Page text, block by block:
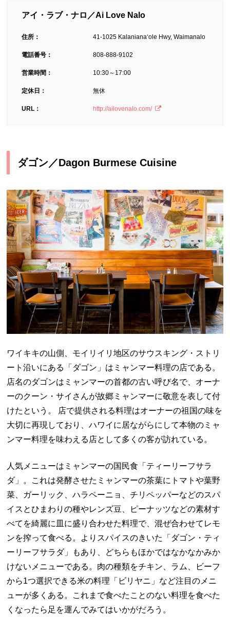
アイ・ラブ・ナロ／Ai Love Nalo
住所： 41-1025 Kalanianaʻole Hwy, Waimanalo
電話番号： 808-888-9102
営業時間： 10:30～17:00
定休日： 無休
URL： http://ailovenalo.com/
ダゴン／Dagon Burmese Cuisine
ワイキキの山側、モイリイリ地区のサウスキング・ストリ
ート沿いにある「ダゴン」はミャンマー料理の店である。
店名のダゴンはミャンマーの首都の古い呼び名で、オーナ
ーのクーン・サイさんが故郷ミャンマーに敬意を表して付
けたという。 店で提供される料理はオーナーの祖国の味を
大切に再現しており、ハワイに居ながらにして本物のミャ
ンマー料理を味わえる店として多くの客が訪れている。
人気メニューはミャンマーの国民食「ティーリーフサラ
ダ」。これは発酵させたミャンマーの茶葉にトマトや葉野
菜、ガーリック、ハラペーニョ、チリペッパーなどのスパ
イスとひまわりの種やレンズ豆、ピーナッツなどの素材す
べてを綺麗に皿に盛り合わせた料理で、混ぜ合わせてレモ
ンを搾って食べる。よりスパイスのきいた「ダゴン・ティ
ーリーフサラダ」もあり、どちらもほかではなかなかみか
けないメニューである。肉の種類をチキン、ラム、ビーフ
から1つ選択できる米の料理「ビリヤニ」など注目のメニ
ューが多くある。これまで食べたことのない料理を食べた
くなったら足を運んでみてはいかがだろう。